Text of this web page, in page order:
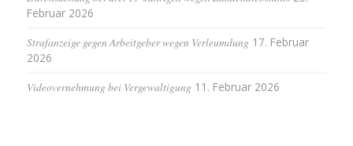
Februar 2026
Strafanzeige gegen Arbeitgeber wegen Verleumdung 17. Februar
2026
Videovernehmung bei Vergewaltigung 11. Februar 2026